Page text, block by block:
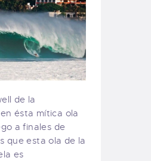
de la
ésta mítica ola
a finales de
que esta ola de la
es